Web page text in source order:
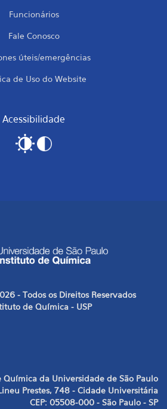
Funcionários
Fale Conosco
úteis/emergências
de Uso do Website
Acessibilidade
- Todos os Direitos Reservados
de Química - USP
da Universidade de São Paulo
Prestes, 748 - Cidade Universitária
CEP: 05508-000 - São Paulo - SP